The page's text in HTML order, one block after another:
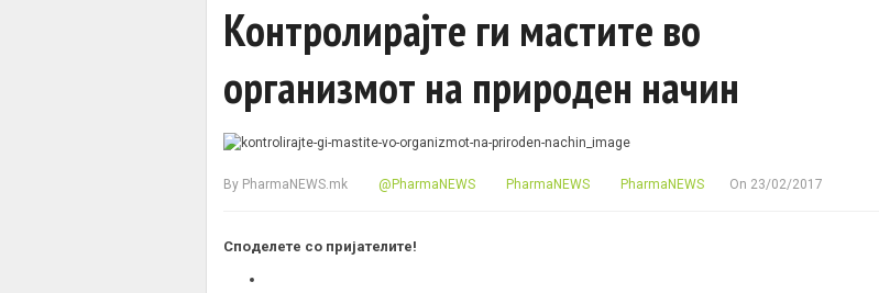
Контролирајте ги мастите во
организмот на природен начин
By PharmaNEWS.mk @PharmaNEWS PharmaNEWS PharmaNEWS On 23/02/2017
Споделете со пријателите!